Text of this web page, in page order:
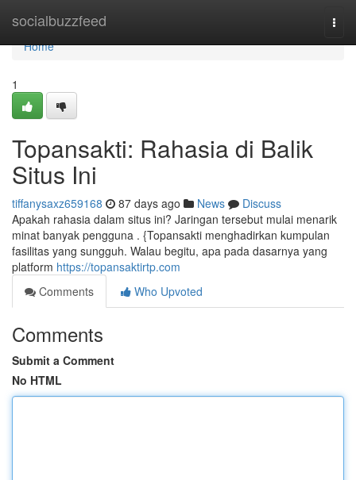
socialbuzzfeed
Home
Home
1
Topansakti: Rahasia di Balik
Situs Ini
tiffanysaxz659168 87 days ago News
Discuss
Apakah rahasia dalam situs ini? Jaringan tersebut mulai menarik
minat banyak pengguna . {Topansakti menghadirkan kumpulan
fasilitas yang sungguh. Walau begitu, apa pada dasarnya yang
platform https://topansaktirtp.com
Comments
Who Upvoted
Comments
Submit a Comment
No HTML